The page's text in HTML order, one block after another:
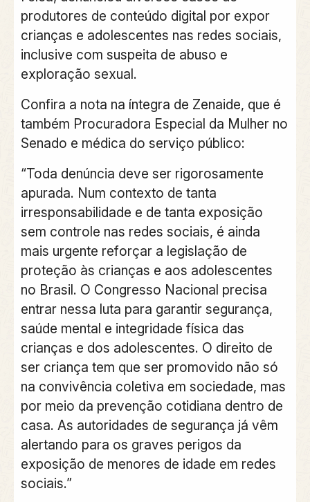
produtores de conteúdo digital por expor
crianças e adolescentes nas redes sociais,
inclusive com suspeita de abuso e
exploração sexual.
Confira a nota na íntegra de Zenaide, que é
também Procuradora Especial da Mulher no
Senado e médica do serviço público:
“Toda denúncia deve ser rigorosamente
apurada. Num contexto de tanta
irresponsabilidade e de tanta exposição
sem controle nas redes sociais, é ainda
mais urgente reforçar a legislação de
proteção às crianças e aos adolescentes
no Brasil. O Congresso Nacional precisa
entrar nessa luta para garantir segurança,
saúde mental e integridade física das
crianças e dos adolescentes. O direito de
ser criança tem que ser promovido não só
na convivência coletiva em sociedade, mas
por meio da prevenção cotidiana dentro de
casa. As autoridades de segurança já vêm
alertando para os graves perigos da
exposição de menores de idade em redes
sociais.”